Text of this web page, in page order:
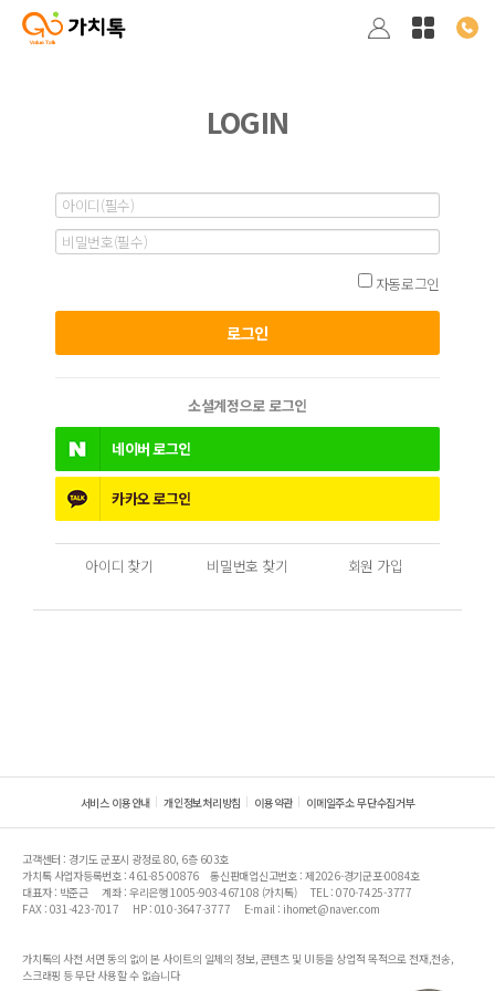
LOGIN
자동로그인
소셜계정으로 로그인
네이버로그인
카카오로그인
아이디 찾기 비밀번호 찾기 회원 가입
서비스 이용안내 개인정보처리방침 이용약관 이메일주소 무단수집거부
고객센터 : 경기도 군포시 광정로 80, 6층 603호
가치톡 사업자등록번호 : 461-85-00876
통신판매업신고번호 : 제2026-경기군포-0084호
대표자 : 박준근
계좌 : 우리은행 1005-903-467108 (가치톡)
TEL : 070-7425-3777
FAX : 031-423-7017
HP : 010-3647-3777 E-mail : ihomet@naver.com
가치톡의 사전 서면 동의 없이 본 사이트의 일체의 정보, 콘텐츠 및 UI등을 상업적 목적으로 전재,전송,
스크래핑 등 무단 사용할 수 없습니다